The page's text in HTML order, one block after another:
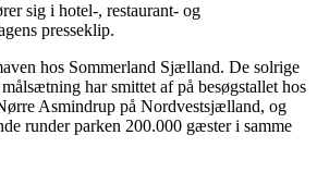
sig i hotel-, restaurant- og
presseklip.
hos Sommerland Sjælland. De solrige
har smittet af på besøgstallet hos
Asmindrup på Nordvestsjælland, og
runder parken 200.000 gæster i samme